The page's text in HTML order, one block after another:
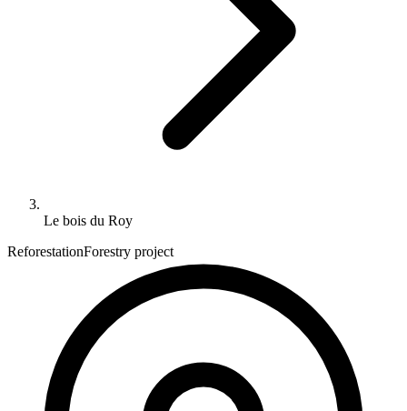
Le bois du Roy
ReforestationForestry project